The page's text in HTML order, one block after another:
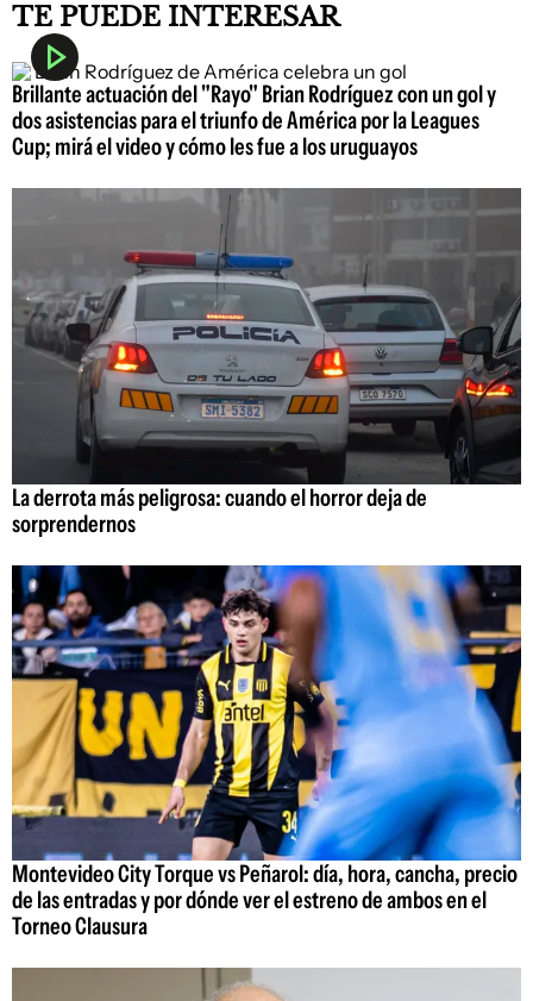
TE PUEDE INTERESAR
Brillante actuación del "Rayo" Brian Rodríguez con un gol y
dos asistencias para el triunfo de América por la Leagues
Cup; mirá el video y cómo les fue a los uruguayos
La derrota más peligrosa: cuando el horror deja de
sorprendernos
Montevideo City Torque vs Peñarol: día, hora, cancha, precio
de las entradas y por dónde ver el estreno de ambos en el
Torneo Clausura